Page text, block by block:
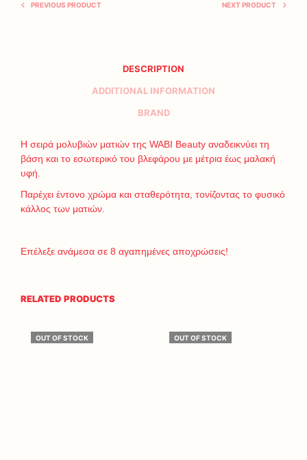
PREVIOUS PRODUCT NEXT PRODUCT
DESCRIPTION
ADDITIONAL INFORMATION
BRAND
Η σειρά μολυβιών ματιών της WABI Beauty αναδεικνύει τη
βάση και το εσωτερικό του βλεφάρου με μέτρια έως μαλακή
υφή.
Παρέχει έντονο χρώμα και σταθερότητα, τονίζοντας το φυσικό
κάλλος των ματιών.
Επέλεξε ανάμεσα σε 8 αγαπημένες αποχρώσεις!
RELATED PRODUCTS
OUT OF STOCK OUT OF STOCK